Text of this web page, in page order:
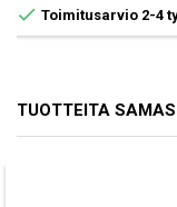
 Toimitusarvio 2-4
TUOTTEITA